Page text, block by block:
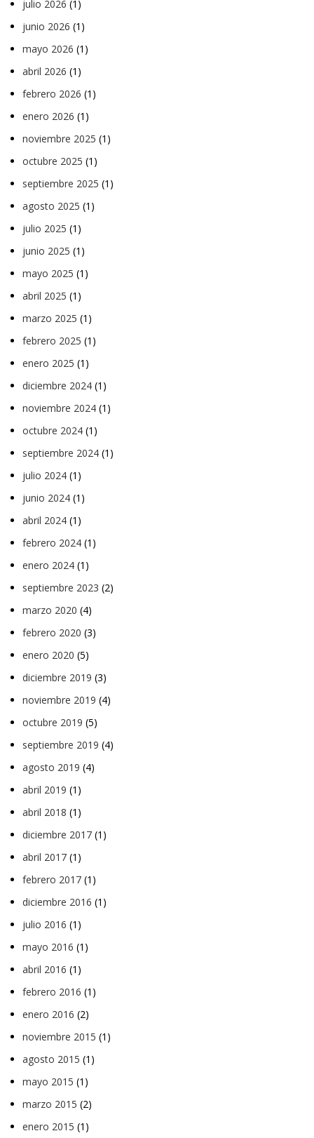
julio 2026 (1)
junio 2026 (1)
mayo 2026 (1)
abril 2026 (1)
febrero 2026 (1)
enero 2026 (1)
noviembre 2025 (1)
octubre 2025 (1)
septiembre 2025 (1)
agosto 2025 (1)
julio 2025 (1)
junio 2025 (1)
mayo 2025 (1)
abril 2025 (1)
marzo 2025 (1)
febrero 2025 (1)
enero 2025 (1)
diciembre 2024 (1)
noviembre 2024 (1)
octubre 2024 (1)
septiembre 2024 (1)
julio 2024 (1)
junio 2024 (1)
abril 2024 (1)
febrero 2024 (1)
enero 2024 (1)
septiembre 2023 (2)
marzo 2020 (4)
febrero 2020 (3)
enero 2020 (5)
diciembre 2019 (3)
noviembre 2019 (4)
octubre 2019 (5)
septiembre 2019 (4)
agosto 2019 (4)
abril 2019 (1)
abril 2018 (1)
diciembre 2017 (1)
abril 2017 (1)
febrero 2017 (1)
diciembre 2016 (1)
julio 2016 (1)
mayo 2016 (1)
abril 2016 (1)
febrero 2016 (1)
enero 2016 (2)
noviembre 2015 (1)
agosto 2015 (1)
mayo 2015 (1)
marzo 2015 (2)
enero 2015 (1)